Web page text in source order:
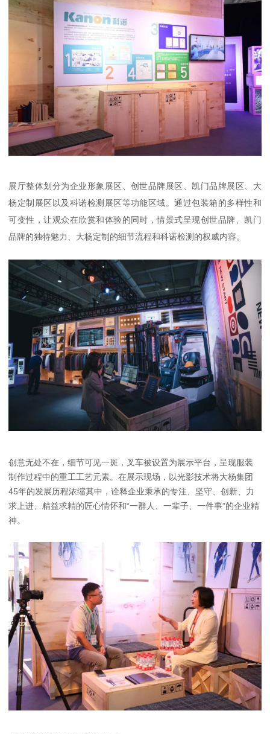
展厅整体划分为企业形象展区、创世品牌展区、凯门品牌展区、大
杨定制展区以及科诺检测展区等功能区域。通过包装箱的多样性和
可变性，让观众在欣赏和体验的同时，情景式呈现创世品牌、凯门
品牌的独特魅力、大杨定制的细节流程和科诺检测的权威内容。
创意无处不在，细节可见一斑，叉车被设置为展示平台，呈现服装
制作过程中的重工工艺元素。在展示现场，以光影技术将大杨集团
45年的发展历程浓缩其中，诠释企业秉承的专注、坚守、创新、力
求上进、精益求精的匠心情怀和“一群人、一辈子、一件事”的企业精
神。